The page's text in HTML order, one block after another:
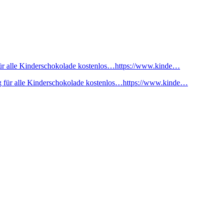
alle Kinderschokolade kostenlos…https://www.kinde…
für alle Kinderschokolade kostenlos…https://www.kinde…